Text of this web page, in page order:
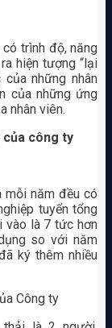
trình độ, năng
hiện tượng “lại
những nhân
của những ứng
nhân viên.
của công ty
mỗi năm đều có
tuyển tổng
vào là 7 tức hơn
so với năm
ký thêm nhiều
Công ty